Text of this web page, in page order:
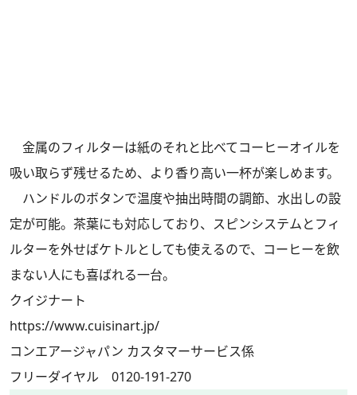
金属のフィルターは紙のそれと比べてコーヒーオイルを
吸い取らず残せるため、より香り高い一杯が楽しめます。
ハンドルのボタンで温度や抽出時間の調節、水出しの設
定が可能。茶葉にも対応しており、スピンシステムとフィ
ルターを外せばケトルとしても使えるので、コーヒーを飲
まない人にも喜ばれる一台。
クイジナート
https://www.cuisinart.jp/
コンエアージャパン カスタマーサービス係
フリーダイヤル 0120-191-270